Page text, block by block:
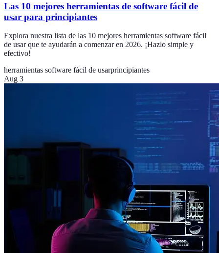
Las 10 mejores herramientas de software fácil de
usar para principiantes
Explora nuestra lista de las 10 mejores herramientas software fácil
de usar que te ayudarán a comenzar en 2026. ¡Hazlo simple y
efectivo!
herramientas software fácil de usarprincipiantes
Aug 3